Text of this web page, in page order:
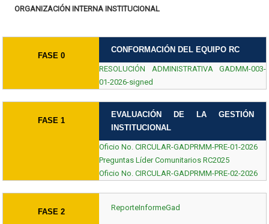
ORGANIZACIÓN INTERNA INSTITUCIONAL
FASE 0
CONFORMACIÓN DEL EQUIPO RC
RESOLUCIÓN ADMINISTRATIVA GADMM-003-
01-2026-signed
FASE 1
EVALUACIÓN DE LA GESTIÓN
INSTITUCIONAL
Oficio No. CIRCULAR-GADPRMM-PRE-01-2026
Preguntas Líder Comunitarios RC2025
Oficio No. CIRCULAR-GADPRMM-PRE-02-2026
FASE 2 ReporteInformeGad